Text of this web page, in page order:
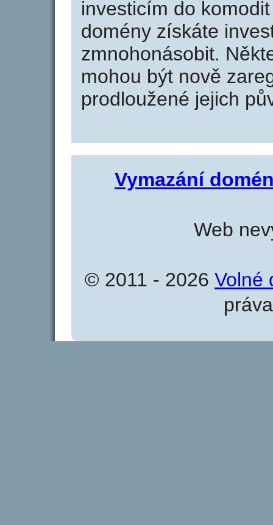
investicím do
domény získáte
zmnohonásobit.
mohou být nově
prodloužené jejich
Vymazání
Web
© 2011 - 2026 Volné